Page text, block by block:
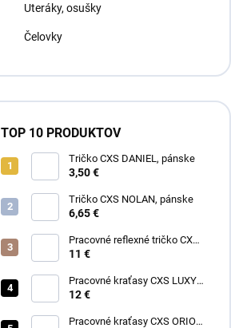
Uteráky, osušky
Čelovky
TOP 10 PRODUKTOV
Tričko CXS DANIEL, pánske
3,50 €
Tričko CXS NOLAN, pánske
6,65 €
Pracovné reflexné tričko CXS
EXETER, pánske
11 €
Pracovné kraťasy CXS LUXY
TOMÁŠ, pánske
12 €
Pracovné kraťasy CXS ORION